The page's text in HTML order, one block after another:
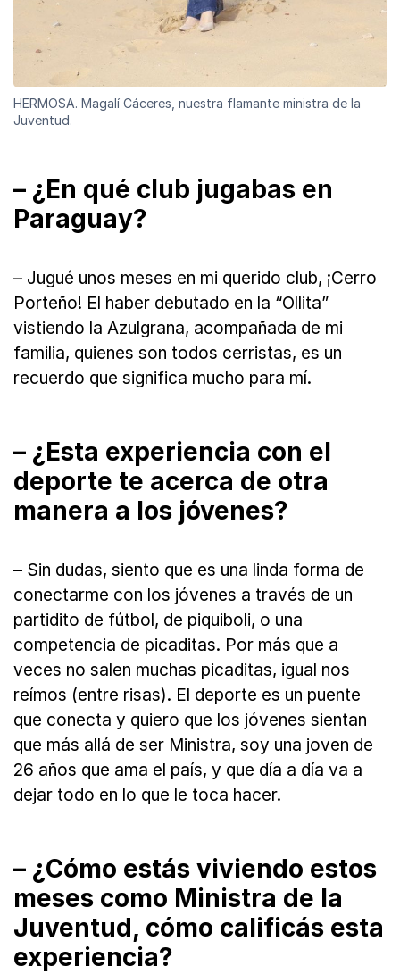
HERMOSA. Magalí Cáceres, nuestra flamante ministra de la
Juventud.
– ¿En qué club jugabas en
Paraguay?
– Jugué unos meses en mi querido club, ¡Cerro
Porteño! El haber debutado en la “Ollita”
vistiendo la Azulgrana, acompañada de mi
familia, quienes son todos cerristas, es un
recuerdo que significa mucho para mí.
– ¿Esta experiencia con el
deporte te acerca de otra
manera a los jóvenes?
– Sin dudas, siento que es una linda forma de
conectarme con los jóvenes a través de un
partidito de fútbol, de piquiboli, o una
competencia de picaditas. Por más que a
veces no salen muchas picaditas, igual nos
reímos (entre risas). El deporte es un puente
que conecta y quiero que los jóvenes sientan
que más allá de ser Ministra, soy una joven de
26 años que ama el país, y que día a día va a
dejar todo en lo que le toca hacer.
– ¿Cómo estás viviendo estos
meses como Ministra de la
Juventud, cómo calificás esta
experiencia?